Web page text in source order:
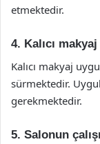
etmektedir.
4. Kalıcı
Kalıcı makyaj
sürmektedir.
gerekmektedir.
5. Salonun